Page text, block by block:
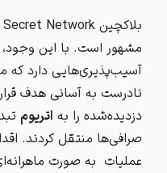
مشهور است. با این وجود،
آسیب‌پذیری‌هایی دارد که
نادرست به آسانی هدف
دزدیده‌شده را به اتریوم
صرافی‌ها منتقل کردند.
عملیات به صورت